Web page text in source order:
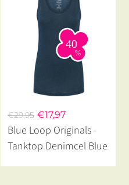
€29,95 €17,97
Blue Loop Originals -
Tanktop Denimcel Blue